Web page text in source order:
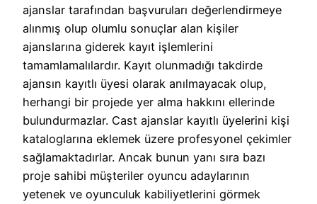
ajanslar tarafından başvuruları değerlendirmeye
alınmış olup olumlu sonuçlar alan kişiler
ajanslarına giderek kayıt işlemlerini
tamamlamalılardır. Kayıt olunmadığı takdirde
ajansın kayıtlı üyesi olarak anılmayacak olup,
herhangi bir projede yer alma hakkını ellerinde
bulundurmazlar. Cast ajanslar kayıtlı üyelerini kişi
kataloglarına eklemek üzere profesyonel çekimler
sağlamaktadırlar. Ancak bunun yanı sıra bazı
proje sahibi müşteriler oyuncu adaylarının
yetenek ve oyunculuk kabiliyetlerini görmek